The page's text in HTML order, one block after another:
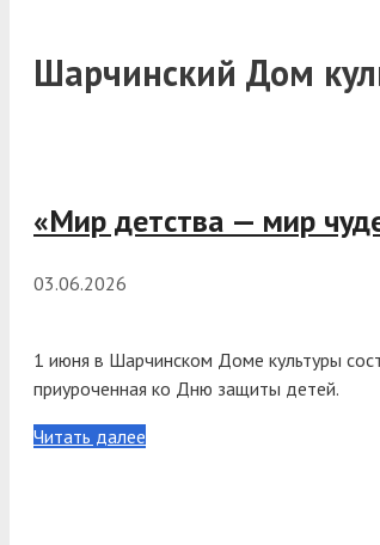
Шарчинский Дом
«Мир детства — мир
03.06.2026
1 июня в Шарчинском Доме культуры
приуроченная ко Дню защиты детей.
Читать далее